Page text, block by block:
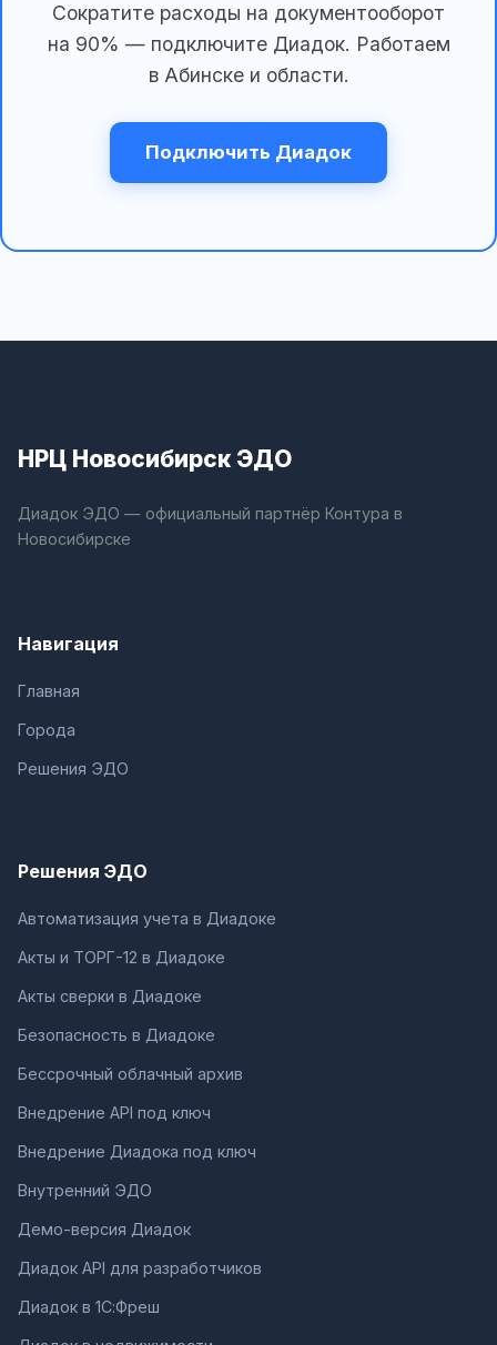
Сократите расходы на документооборот
на 90% — подключите Диадок. Работаем
в Абинске и области.
Подключить Диадок
НРЦ Новосибирск ЭДО
Диадок ЭДО — официальный партнёр Контура в
Новосибирске
Навигация
Главная
Города
Решения ЭДО
Решения ЭДО
Автоматизация учета в Диадоке
Акты и ТОРГ-12 в Диадоке
Акты сверки в Диадоке
Безопасность в Диадоке
Бессрочный облачный архив
Внедрение API под ключ
Внедрение Диадока под ключ
Внутренний ЭДО
Демо-версия Диадок
Диадок API для разработчиков
Диадок в 1С:Фреш